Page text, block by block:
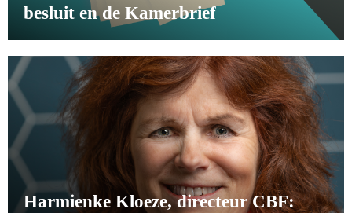
besluit en de Kamerbrief
Harmienke Kloeze, directeur CBF: